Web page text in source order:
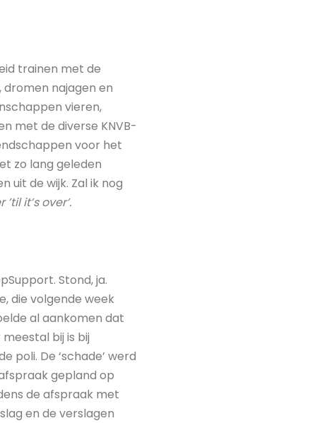
trainen met de
najagen en
vieren,
met de diverse KNVB-
voor het
zo lang geleden
uit de wijk. Zal ik nog
’til it’s over’.
Stond, ja.
die volgende week
al aankomen dat
bij is bij
poli. De ‘schade’ werd
gepland op
de afspraak met
en de verslagen